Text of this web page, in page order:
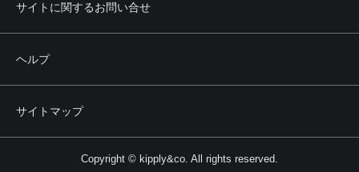
サイトに関するお問い合せ
ヘルプ
サイトマップ
Copyright © kipply&co. All rights reserved.